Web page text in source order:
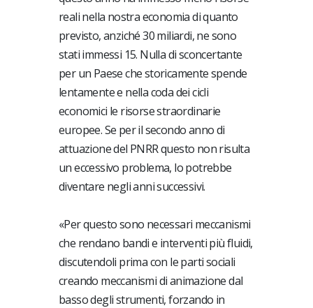
reali nella nostra economia di quanto
previsto, anziché 30 miliardi, ne sono
stati immessi 15. Nulla di sconcertante
per un Paese che storicamente spende
lentamente e nella coda dei cicli
economici le risorse straordinarie
europee. Se per il secondo anno di
attuazione del PNRR questo non risulta
un eccessivo problema, lo potrebbe
diventare negli anni successivi.
«Per questo sono necessari meccanismi
che rendano bandi e interventi più fluidi,
discutendoli prima con le parti sociali
creando meccanismi di animazione dal
basso degli strumenti, forzando in